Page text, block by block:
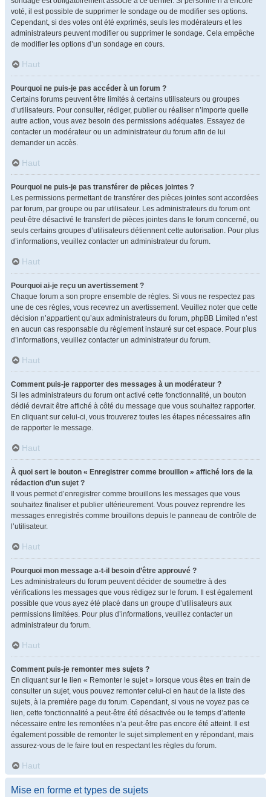
voté, il est possible de supprimer le sondage ou de modifier ses options.
Cependant, si des votes ont été exprimés, seuls les modérateurs et les
administrateurs peuvent modifier ou supprimer le sondage. Cela empêche
de modifier les options d’un sondage en cours.
Haut
Pourquoi ne puis-je pas accéder à un forum ?
Certains forums peuvent être limités à certains utilisateurs ou groupes
d’utilisateurs. Pour consulter, rédiger, publier ou réaliser n’importe quelle
autre action, vous avez besoin des permissions adéquates. Essayez de
contacter un modérateur ou un administrateur du forum afin de lui
demander un accès.
Haut
Pourquoi ne puis-je pas transférer de pièces jointes ?
Les permissions permettant de transférer des pièces jointes sont accordées
par forum, par groupe ou par utilisateur. Les administrateurs du forum ont
peut-être désactivé le transfert de pièces jointes dans le forum concerné, ou
seuls certains groupes d’utilisateurs détiennent cette autorisation. Pour plus
d’informations, veuillez contacter un administrateur du forum.
Haut
Pourquoi ai-je reçu un avertissement ?
Chaque forum a son propre ensemble de règles. Si vous ne respectez pas
une de ces règles, vous recevrez un avertissement. Veuillez noter que cette
décision n’appartient qu’aux administrateurs du forum, phpBB Limited n’est
en aucun cas responsable du règlement instauré sur cet espace. Pour plus
d’informations, veuillez contacter un administrateur du forum.
Haut
Comment puis-je rapporter des messages à un modérateur ?
Si les administrateurs du forum ont activé cette fonctionnalité, un bouton
dédié devrait être affiché à côté du message que vous souhaitez rapporter.
En cliquant sur celui-ci, vous trouverez toutes les étapes nécessaires afin
de rapporter le message.
Haut
À quoi sert le bouton « Enregistrer comme brouillon » affiché lors de la
rédaction d’un sujet ?
Il vous permet d’enregistrer comme brouillons les messages que vous
souhaitez finaliser et publier ultérieurement. Vous pouvez reprendre les
messages enregistrés comme brouillons depuis le panneau de contrôle de
l’utilisateur.
Haut
Pourquoi mon message a-t-il besoin d’être approuvé ?
Les administrateurs du forum peuvent décider de soumettre à des
vérifications les messages que vous rédigez sur le forum. Il est également
possible que vous ayez été placé dans un groupe d’utilisateurs aux
permissions limitées. Pour plus d’informations, veuillez contacter un
administrateur du forum.
Haut
Comment puis-je remonter mes sujets ?
En cliquant sur le lien « Remonter le sujet » lorsque vous êtes en train de
consulter un sujet, vous pouvez remonter celui-ci en haut de la liste des
sujets, à la première page du forum. Cependant, si vous ne voyez pas ce
lien, cette fonctionnalité a peut-être été désactivée ou le temps d’attente
nécessaire entre les remontées n’a peut-être pas encore été atteint. Il est
également possible de remonter le sujet simplement en y répondant, mais
assurez-vous de le faire tout en respectant les règles du forum.
Haut
Mise en forme et types de sujets